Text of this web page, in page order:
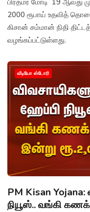
2000 ரூபாய் உதவித்
கிசான் சம்மான் நிதி
வழங்கப்பட்டுள்ளது.
வீடியோ ஸ்டோரி
PM Kisan Yojana:
நியூஸ்.. வங்கி